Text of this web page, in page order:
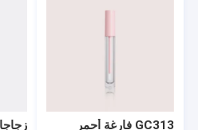
GC313 فارغة أحمر